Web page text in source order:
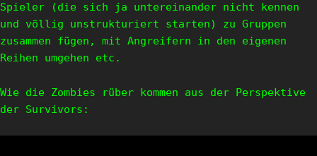
Spieler (die sich ja untereinander nicht kennen
und völlig unstrukturiert starten) zu Gruppen
zusammen fügen, mit Angreifern in den eigenen
Reihen umgehen etc.
Wie die Zombies rüber kommen aus der Perspektive
der Survivors: